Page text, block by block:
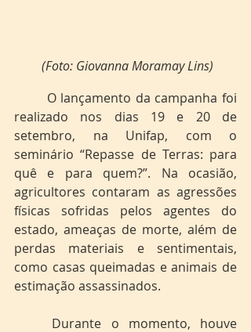
(Foto: Giovanna Moramay Lins)
realizado nos dias 19 e 20 de
setembro, na Unifap, com o
seminário “Repasse de Terras: para
quê e para quem?”. Na ocasião,
agricultores contaram as agressões
físicas sofridas pelos agentes do
estado, ameaças de morte, além de
perdas materiais e sentimentais,
como casas queimadas e animais de
estimação assassinados.